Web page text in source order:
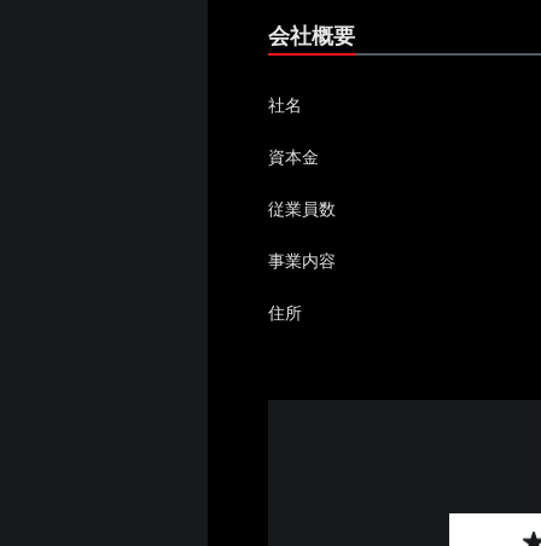
会社概要
社名
資本金
従業員数
事業内容
住所